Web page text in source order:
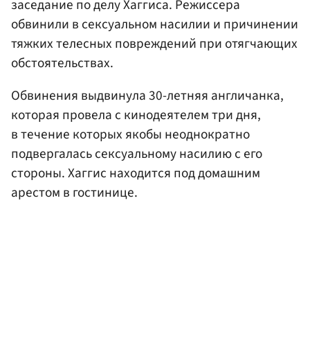
заседание по делу Хаггиса. Режиссера
обвинили в сексуальном насилии и причинении
тяжких телесных повреждений при отягчающих
обстоятельствах.
Обвинения выдвинула 30-летняя англичанка,
которая провела с кинодеятелем три дня,
в течение которых якобы неоднократно
подвергалась сексуальному насилию с его
стороны. Хаггис находится под домашним
арестом в гостинице.